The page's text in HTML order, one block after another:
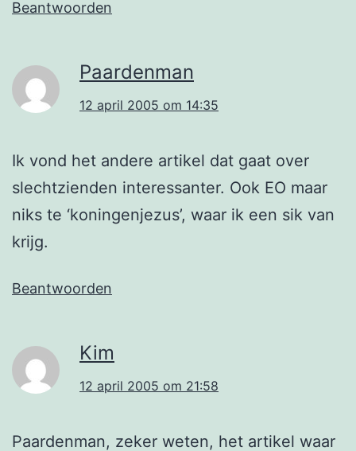
Beantwoorden
Paardenman
12 april 2005 om 14:35
Ik vond het andere artikel dat gaat over
slechtzienden interessanter. Ook EO maar
niks te ‘koningenjezus’, waar ik een sik van
krijg.
Beantwoorden
Kim
12 april 2005 om 21:58
Paardenman, zeker weten, het artikel waar